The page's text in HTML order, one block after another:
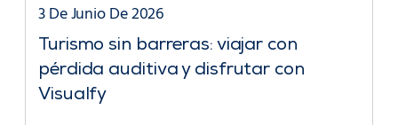
Turismo sin barreras: viajar con
pérdida auditiva y disfrutar con
Visualfy
3 De Junio De 2026